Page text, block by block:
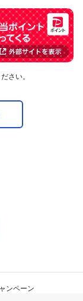
さい。
ンペーン